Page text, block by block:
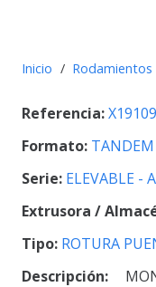
Inicio / Rodamientos
Referencia:X19109
Formato: TANDEM
Serie: ELEVABLE -
Extrusora /
Tipo: ROTURA
Descripción: